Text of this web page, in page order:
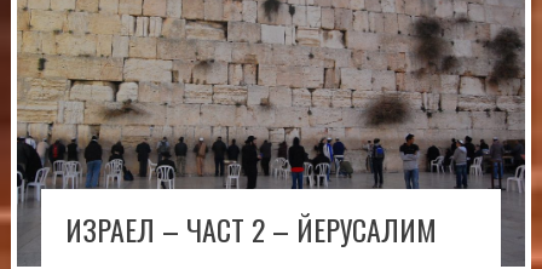
ИЗРАЕЛ – ЧАСТ 2 – ЙЕРУСАЛИМ